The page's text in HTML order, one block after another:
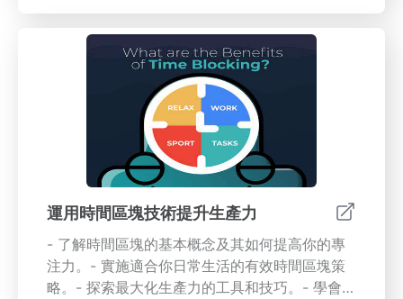
手段。創建一個支持性的家庭環境，激發創造
力，促進終身學習，幫助您以韌性和適應力應對
生活的挑戰。 關鍵字：目標設定、生產力工具、
時間管理、委託策略、工作與生活平衡、持續學
習、個人成長。
發，提供了一個清晰的框架，以增強決策能力和
生產力。您將學習到：- 理解四個象限：學習如
何將任務分為四個不同的象限：緊急且重要、重
要但不緊急、緊急但不重要，以及既不緊急也不
重要。- 艾森豪威爾矩陣的好處：揭示這種工具
如何明確優先事項，減少負擔，促進主動規劃，
並最終改善工作與生活的平衡。- 實施步驟：獲
得關於列出任務、評估其緊急性和重要性的實用
技巧，並有效管理您的時間。主要好處：- 改善
任務優先級：區分什麼重要和不重要，確保專注
於高價值活動。- 提升專注力：致力於重要的長
期目標，減少壓力並避免職業倦怠。- 主動時間
管理：從被動轉變為主動心態，更智能地安排日
程並更好地分配資源。擁抱艾森豪威爾矩陣，以
運用時間區塊技術提升生產力
- 了解時間區塊的基本概念及其如何提高你的專
注力。- 實施適合你日常生活的有效時間區塊策
略。- 探索最大化生產力的工具和技巧。- 學會靈